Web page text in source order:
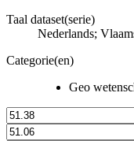
Taal dataset(serie)
Nederlands;
Categorie(en)
Geo